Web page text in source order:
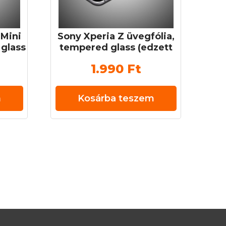
Sony Xperia Z üvegfólia,
tempered glass (edzett
1.990 Ft
Kosárba teszem